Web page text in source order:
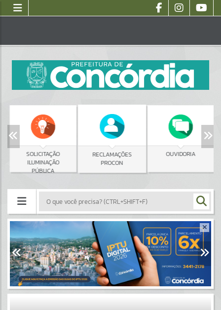
SOLICITAÇÃO
ILUMINAÇÃO
PÚBLICA
RECLAMAÇÕES
PROCON
OUVIDORIA
Portais
Por favor, aguarde...